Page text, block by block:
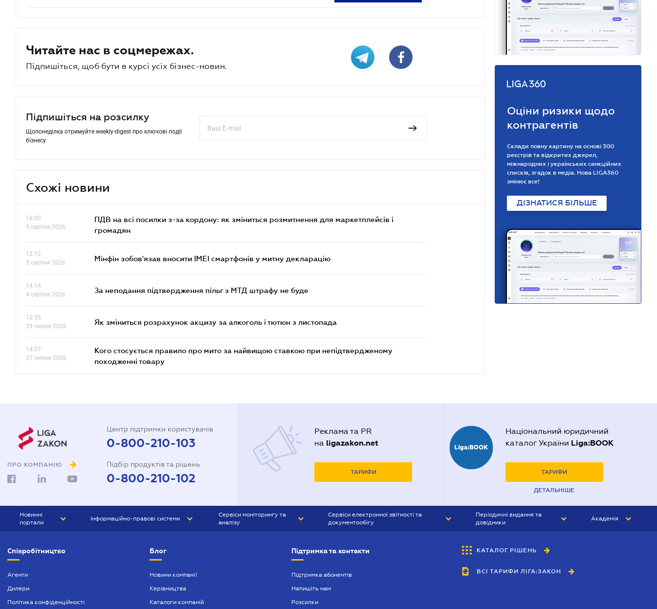
Читайте нас в соцмережах.
Підпишіться, щоб бути в курсі усіх бізнес-новин.
Підпишіться на розсилку
Щопонеділка отримуйте weekly-digest про ключові події
бізнесу
Схожі новини
16.05
5 серпня 2026
ПДВ на всі посилки з-за кордону: як зміниться розмитнення для маркетплейсів і
громадян
12.12
5 серпня 2026
Мінфін зобов'язав вносити IMEI смартфонів у митну декларацію
14.14
4 серпня 2026
За неподання підтвердження пільг з МТД штрафу не буде
12.35
29 липня 2026
Як зміниться розрахунок акцизу за алкоголь і тютюн з листопада
14.07
27 липня 2026
Кого стосується правило про мито за найвищою ставкою при непідтвердженому
походженні товару
Оціни ризики щодо
контрагентів
Склади повну картину на основі 300
реєстрів та відкритих джерел,
міжнародних і українських санкційних
списків, згадок в медіа. Нова LIGA360
змінює все!
ДІЗНАТИСЯ БІЛЬШЕ
ПРО КОМПАНІЮ
Центр підтримки користувачів
0-800-210-103
Підбір продуктів та рішень
0-800-210-102
Реклама та PR
на ligazakon.net
ТАРИФИ
Національний юридичний
каталог України Liga:BOOK
ТАРИФИ
ДЕТАЛЬНІШЕ
Новинні
портали
БІЗНЕС
Інформаційно-правові системи
БУХГАЛТЕР ПРОФ
Сервіси моніторингу та
аналізу
Сервіси електронної звітності та
документообігу
Періодичні видання та
довідники
БУХГАЛТЕР&ЗАКОН
ВІСНИК МСФЗ
Академія
Співробітництво
Агенти
Дилери
Політика конфіденційності
Блог
Новини компанії
Керівництва
Каталоги компаній
Підтримка та контакти
Підтримка абонентів
Напишіть нам
Розсилки
КАТАЛОГ РІШЕНЬ
ВСІ ТАРИФИ ЛІГА:ЗАКОН